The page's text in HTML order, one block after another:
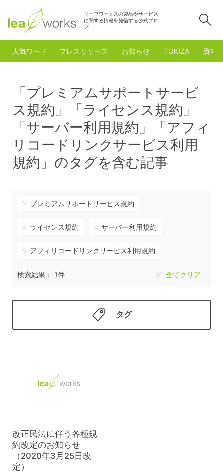
リーフワークスの製品やサービス
に関する情報を発信する公式ブロ
グ
人気ワード プレスリリース お知らせ TOKIZA 資本
「プレミアムサポートサービ
ス規約」「ライセンス規約」
「サーバー利用規約」「アフィ
リコードリンクサービス利用
規約」のタグを含む記事
プレミアムサポートサービス規約
ライセンス規約 サーバー利用規約
アフィリコードリンクサービス利用規約
検索結果： 1件 全てクリア
タグ
改正民法に伴う各種規
約改定のお知らせ
（2020年3月25日改
定）